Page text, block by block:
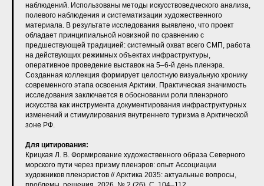
наблюдений. Использованы методы искусствоведческого анализа,
полевого наблюдения и систематизации художественного
материала. В результате исследования выявлено, что проект
обладает принципиальной новизной по сравнению с
предшествующей традицией: системный охват всего СМП, работа
на действующих режимных объектах инфраструктуры,
оперативное проведение выставок на 5–6‑й день пленэра.
Созданная коллекция формирует целостную визуальную хронику
современного этапа освоения Арктики. Практическая значимость
исследования заключается в обосновании роли пленэрного
искусства как инструмента документирования инфраструктурных
изменений и стимулирования внутреннего туризма в Арктической
зоне РФ.
Для цитирования:
Крицкая Л. В. Формирование художественного образа Северного
морского пути через призму пленэров: опыт Ассоциации
художников пленэристов // Арктика 2035: актуальные вопросы,